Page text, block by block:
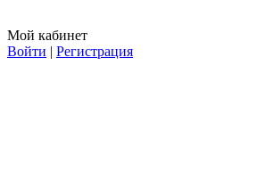
Мой кабинет
Войти | Регистрация